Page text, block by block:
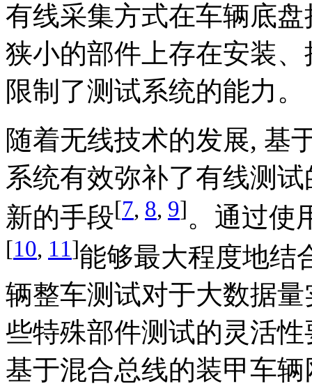
有线采集方式在车辆底
狭小的部件上存在安装
限制了测试系统的能力。
随着无线技术的发展, 基
系统有效弥补了有线测
新的手段[7, 8, 9]。通过使
[10, 11]能够最大程度地结
辆整车测试对于大数据
些特殊部件测试的灵活
基于混合总线的装甲车